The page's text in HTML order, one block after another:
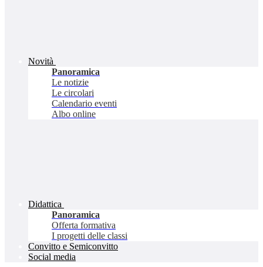
Novità
Panoramica
Le notizie
Le circolari
Calendario eventi
Albo online
Didattica
Panoramica
Offerta formativa
I progetti delle classi
Convitto e Semiconvitto
Social media